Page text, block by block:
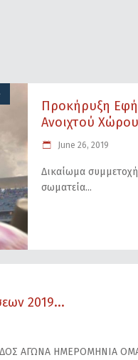
Προκήρυξη
Ανοιχτού
June 26, 2019
Δικαίωμα
σωματεία
2019...
ΑΓΩΝΑ ΗΜΕΡΟΜΗΝΙΑ